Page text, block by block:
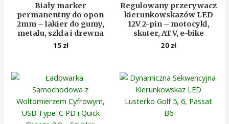
Biały marker
permanentny do opon
2mm – lakier do gumy,
metalu, szkła i drewna
15 zł
Regulowany przerywacz
kierunkowskazów LED
12V 2-pin – motocykl,
skuter, ATV, e-bike
20 zł